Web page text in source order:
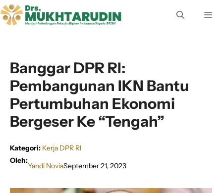
Langsung
ke
Banggar DPR RI:
Pembangunan IKN Bantu
Pertumbuhan Ekonomi
Bergeser Ke “Tengah”
Kategori: Kerja DPR RI
Oleh:
Yandi NoviaSeptember 21, 2023